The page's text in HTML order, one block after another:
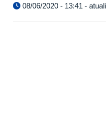
08/06/2020 - 13:41 -